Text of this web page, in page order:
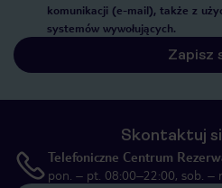
komunikacji (e-mail), także z
systemów wywołujących.
Zapisz
Skontaktuj
Telefoniczne Centrum
pon. – pt. 08:00–22:00, sob. –